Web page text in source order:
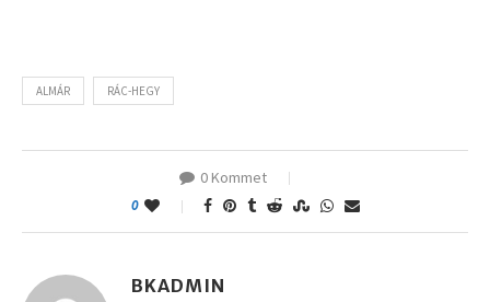
ALMÁR RÁC-HEGY
0 Kommet
0
BKADMIN